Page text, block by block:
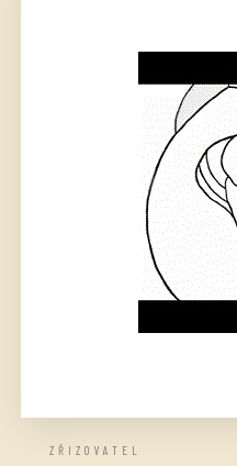
ZŘIZOVATEL